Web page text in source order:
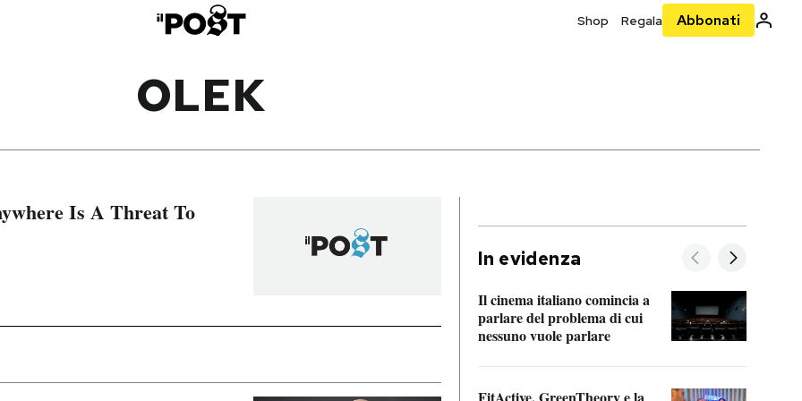
Shop Regala Abbonati
OLEK
Is A Threat To
In evidenza
Il cinema italiano comincia a
parlare del problema di cui
nessuno vuole parlare